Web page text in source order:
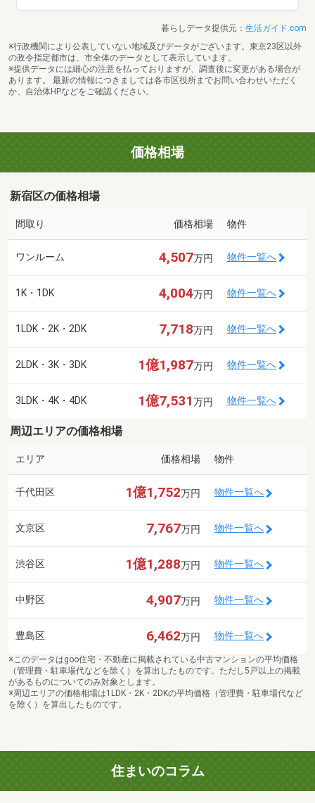
暮らしデータ提供元： 生活ガイド.com
※行政機関により公表していない地域及びデータがございます。東京23区以外
の政令指定都市は、市全体のデータとして表示しています。
※提供データには細心の注意を払っておりますが、調査後に変更がある場合が
あります。 最新の情報につきましては各市区役所までお問い合わせいただく
か、自治体HPなどをご確認ください。
価格相場
新宿区の価格相場
間取り 価格相場 物件
ワンルーム 4,507万円 物件一覧へ
1K・1DK 4,004万円 物件一覧へ
1LDK・2K・2DK 7,718万円 物件一覧へ
2LDK・3K・3DK 1億1,987万円 物件一覧へ
3LDK・4K・4DK 1億7,531万円 物件一覧へ
周辺エリアの価格相場
エリア 価格相場 物件
千代田区 1億1,752万円 物件一覧へ
文京区 7,767万円 物件一覧へ
渋谷区 1億1,288万円 物件一覧へ
中野区 4,907万円 物件一覧へ
豊島区 6,462万円 物件一覧へ
※このデータはgoo住宅・不動産に掲載されている中古マンションの平均価格
（管理費・駐車場代などを除く）を算出したものです。ただし5戸以上の掲載
があるものについてのみ対象とします。
※周辺エリアの価格相場は1LDK・2K・2DKの平均価格（管理費・駐車場代など
を除く）を算出したものです。
住まいのコラム